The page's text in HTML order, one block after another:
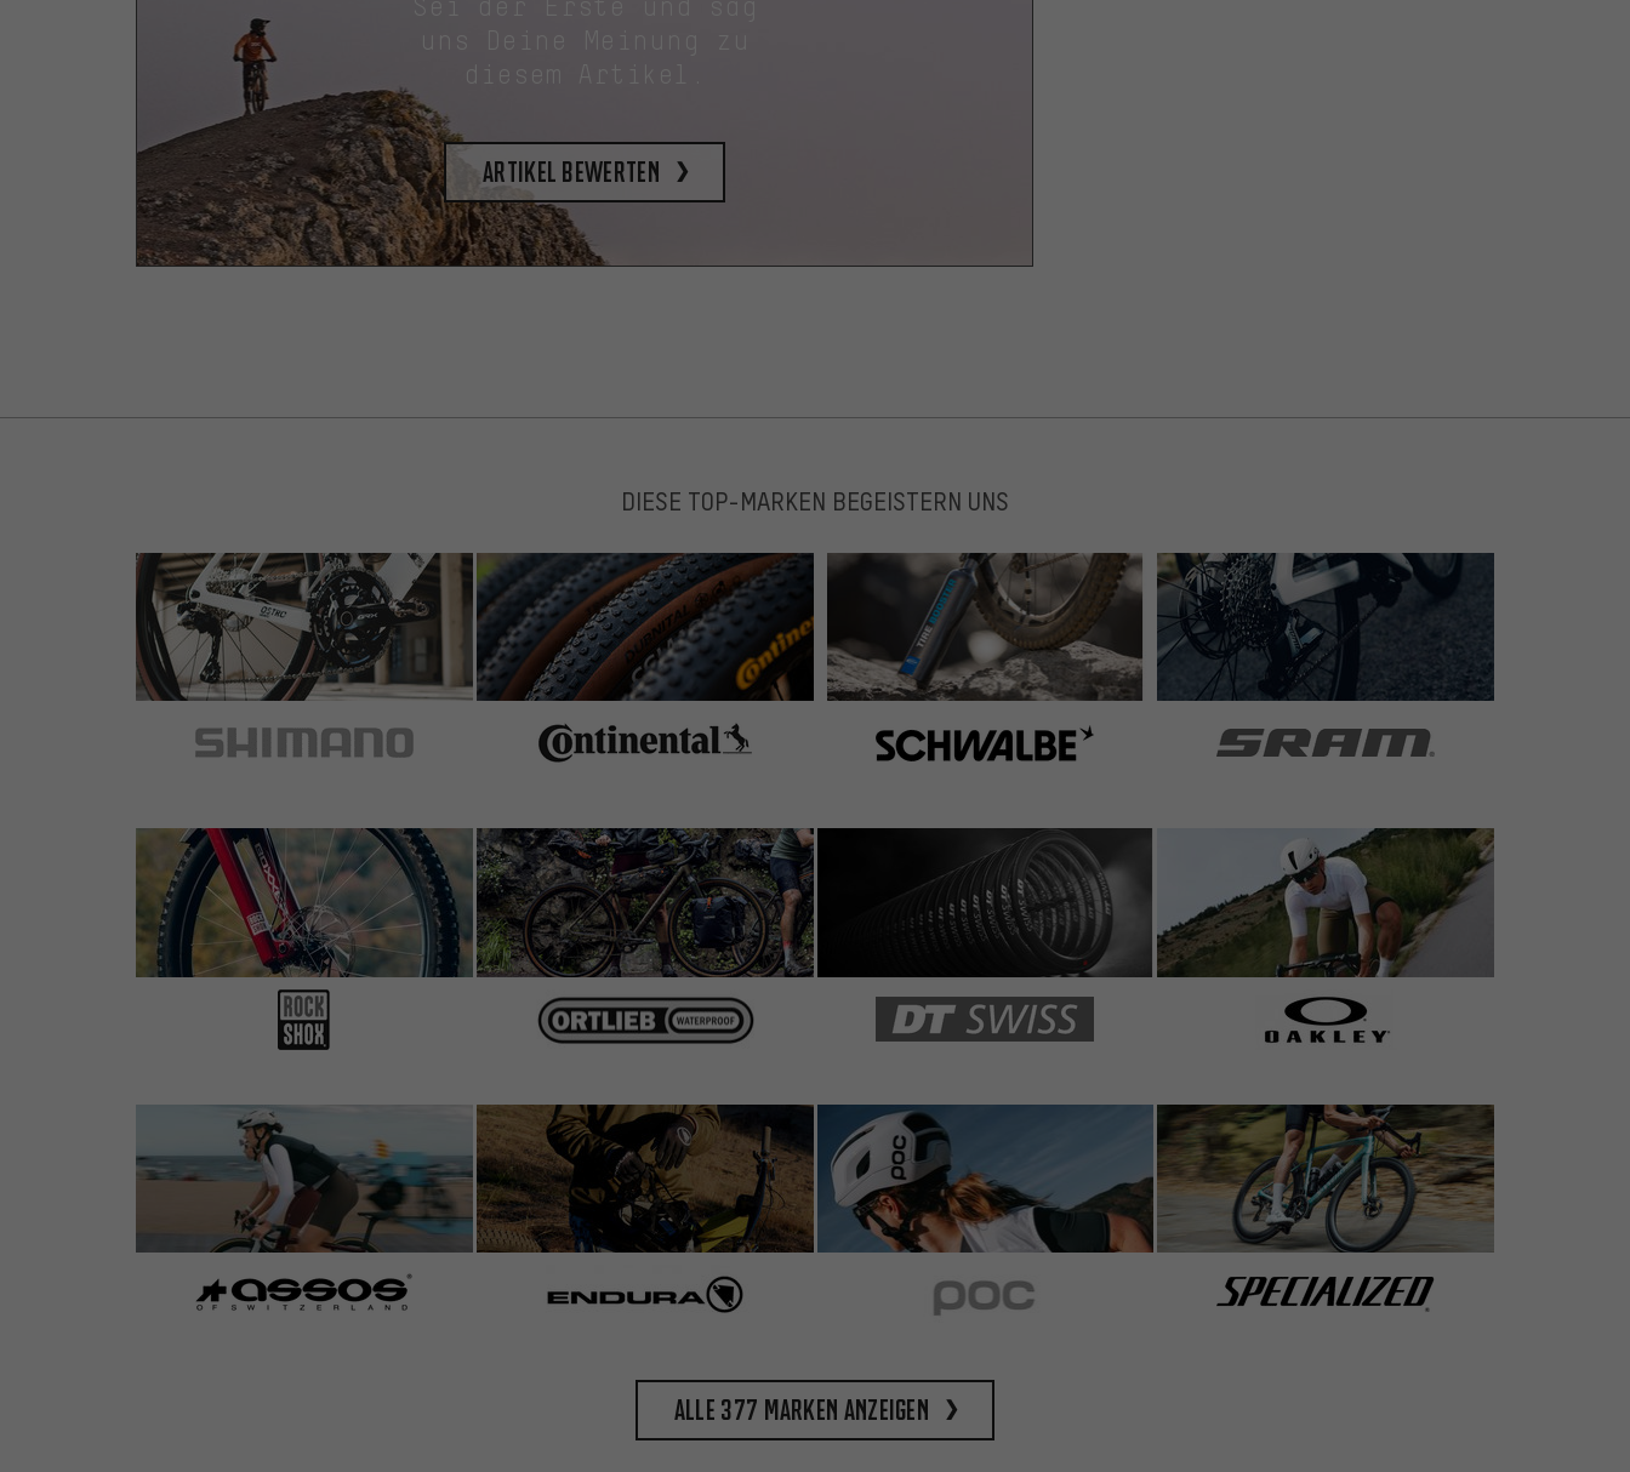
diesem Artikel.
Artikel bewerten
DIESE TOP-MARKEN BEGEISTERN UNS
Alle 377 Marken anzeigen